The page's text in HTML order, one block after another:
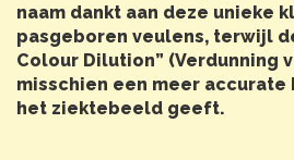
naam dankt aan deze unieke
pasgeboren veulens, terwijl
Colour Dilution” (Verdunning
misschien een meer accurate
het ziektebeeld geeft.